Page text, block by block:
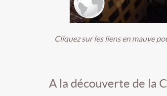
Cliquez sur les liens en mauve
A la découverte de la